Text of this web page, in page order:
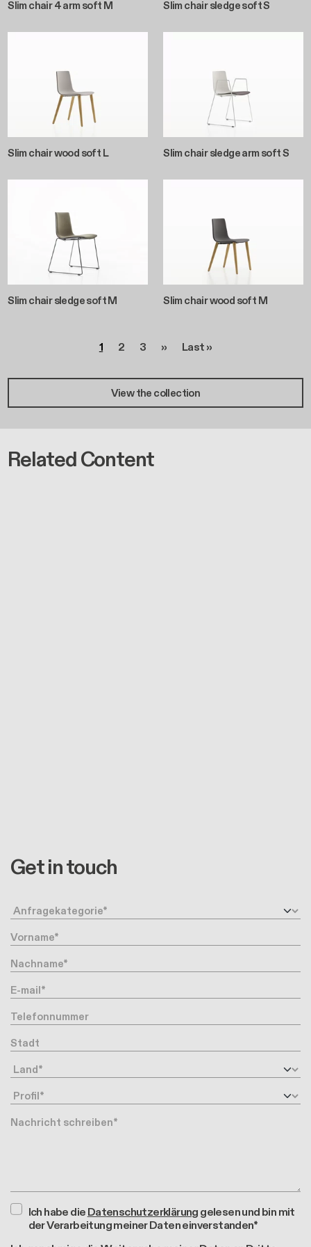
Slim chair 4 arm soft M Slim chair sledge soft S
Slim chair wood soft L Slim chair sledge arm soft S
Slim chair sledge soft M Slim chair wood soft M
Seite
1 Seite
2 Seite
3 Nächste Seite
›› Letzte Seite
Last »
View the collection
Related Content
Get in touch
Anfragetyp
Vorname
Nachname
Ihre Email-Adresse
Telefonnummer
Stadt
Land
Profil
Nachricht
Ich habe dieDatenschutzerklärunggelesen und bin mit
der Verarbeitung meiner Daten einverstanden*